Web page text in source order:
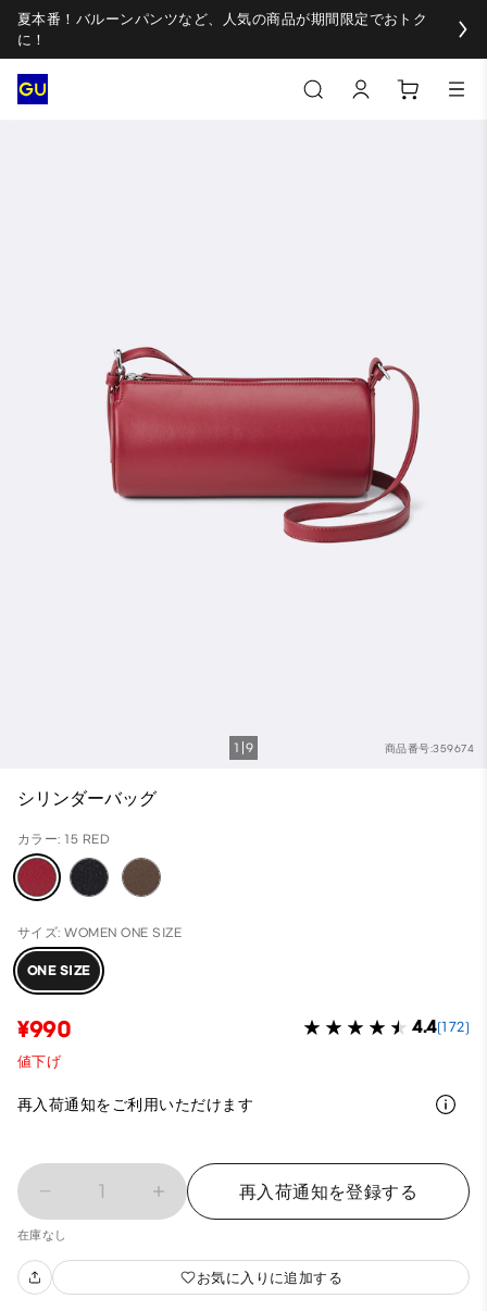
夏本番！バルーンパンツなど、人気の商品が期間限定でおトク
に！
商品番号:359674
1 9
シリンダーバッグ
カラー: 15 RED
サイズ: WOMEN ONE SIZE
ONE SIZE
¥990 4.4(172)
値下げ
再入荷通知をご利用いただけます
1 再入荷通知を登録する
在庫なし
お気に入りに追加する